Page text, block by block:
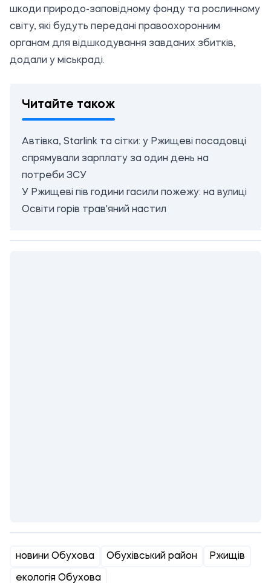
шкоди природо-заповідному фонду та рослинному
світу, які будуть передані правоохоронним
органам для відшкодування завданих збитків,
додали у міськраді.
Читайте також
Автівка, Starlink та сітки: у Ржищеві посадовці
спрямували зарплату за один день на
потреби ЗСУ
У Ржищеві пів години гасили пожежу: на вулиці
Освіти горів трав'яний настил
новини Обухова Обухівський район Ржищів
екологія Обухова